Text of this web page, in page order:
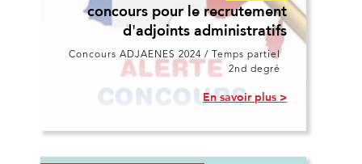
concours pour le recrutement
d'adjoints administratifs
Concours ADJAENES 2024 / Temps partiel
2nd degré
En savoir plus >